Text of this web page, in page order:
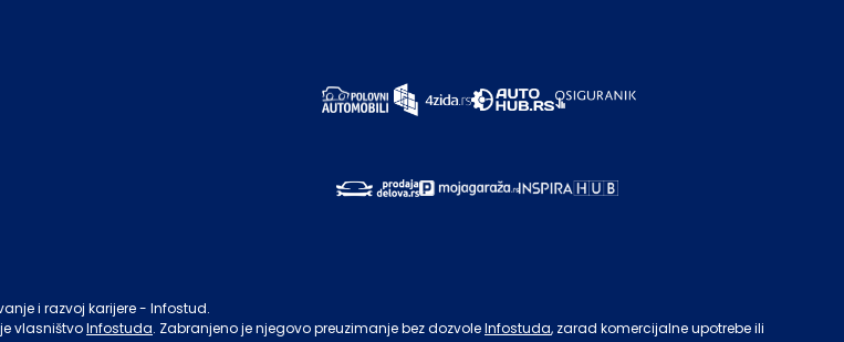
i razvoj karijere - Infostud.
je vlasništvoInfostuda. Zabranjeno je njegovo preuzimanje bez dozvoleInfostuda, zarad komercijalne upotrebe ili